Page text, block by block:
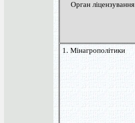
Орган ліцензування
1. Мінагрополітики